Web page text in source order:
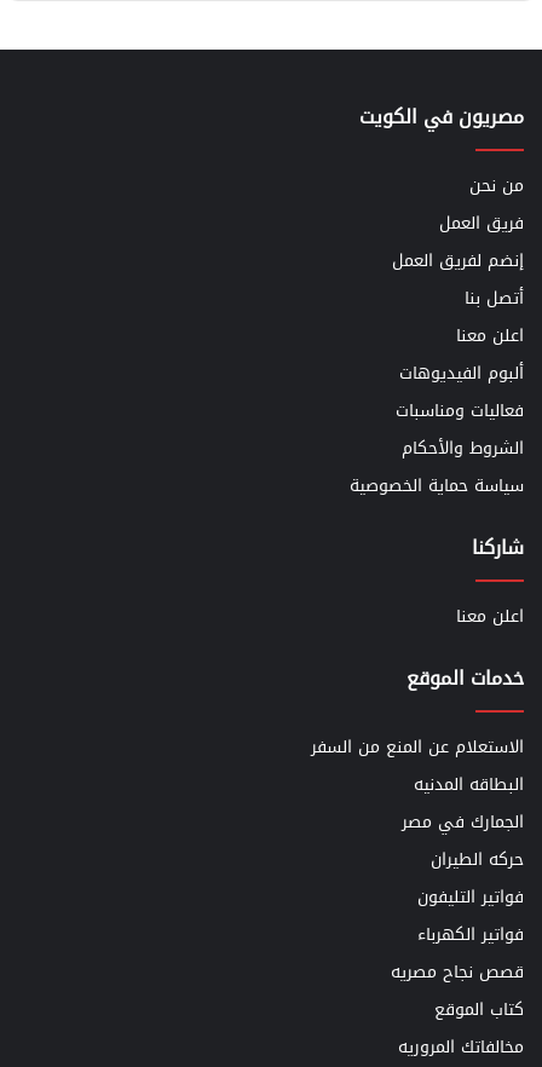
مصريون في الكويت
من نحن
فريق العمل
إنضم لفريق العمل
أتصل بنا
اعلن معنا
ألبوم الفيديوهات
فعاليات ومناسبات
الشروط والأحكام
سياسة حماية الخصوصية
شاركنا
اعلن معنا
خدمات الموقع
الاستعلام عن المنع من السفر
البطاقه المدنيه
الجمارك في مصر
حركه الطيران
فواتير التليفون
فواتير الكهرباء
قصص نجاح مصريه
كتاب الموقع
مخالفاتك المروريه